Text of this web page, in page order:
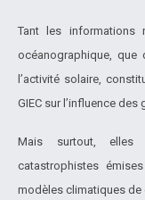
Tant les informations
océanographique, que
l’activité solaire,
GIEC sur l’influence
Mais surtout, elles
catastrophistes
modèles climatiques de